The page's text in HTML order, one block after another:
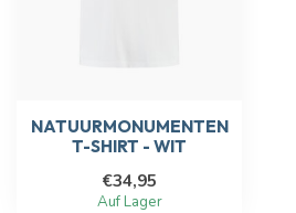
NATUURMONUMENTEN
T-SHIRT - WIT
€34,95
Auf Lager